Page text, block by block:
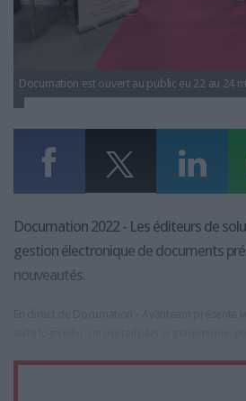
NOS OFFRES D'ABONNEMENTS
Documation est ouvert au public eu 22 au 24
Documation 2022 - Les éditeurs de
gestion électronique de documents
nouveautés.